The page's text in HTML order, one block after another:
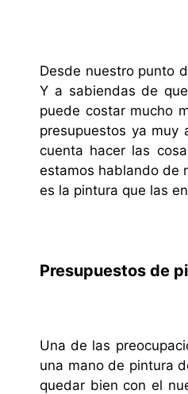
Desde nuestro punto
Y a sabiendas de
puede costar mucho
presupuestos ya
cuenta hacer las
estamos hablando de
es la pintura que las
Presupuestos de
Una de las
una mano de pintura
quedar bien con el